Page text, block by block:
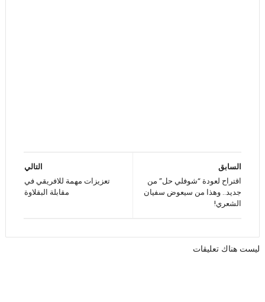
التالي
تعزيزات مهمة للافريقي في
مقابلة البقلاوة
السابق
اقتراح لعودة “شوفلي حل” من
جديد.. وهذا من سيعوض سفيان
الشعري!
ليست هناك تعليقات